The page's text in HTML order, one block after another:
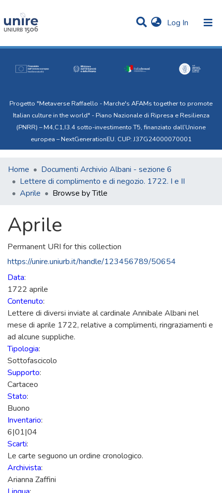
Log In (current)
All of Uni.Re
Progetto "Metaverse Raffaello - Marche's AFAMs together to promote
Italian culture in the world" - Piano Nazionale di Ripresa e Resilienza
(PNRR) – M4,C1,I3.4 sotto-investimento T5, finanziato dall’Unione
europea – NextGenerationEU. CUP: J37G24000070001
Home
Documenti Archivio Albani - sezione 6
Lettere di complimento e di negozio. 1722. I e II
Aprile
Browse by Title
Aprile
Permanent URI for this collection
https://unire.uniurb.it/handle/123456789/50654
Data:
1722 aprile
Contenuto:
Lettere di diversi inviate al cardinale Annibale Albani nel
mese di aprile 1722, relative a complimenti, ringraziamenti e
ad alcune suppliche.
Tipologia:
Sottofascicolo
Supporto:
Cartaceo
Stato:
Buono
Inventario:
6|01|04
Scarti:
Le carte seguono un ordine cronologico.
Archivista:
Arianna Zaffini